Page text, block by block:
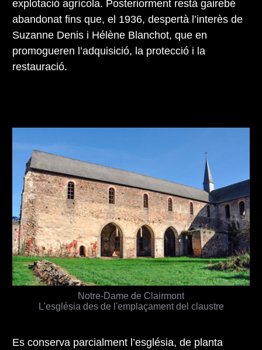
explotació agrícola. Posteriorment restà gairebé
abandonat fins que, el 1936, despertà l’interès de
Suzanne Denis i Hélène Blanchot, que en
promogueren l’adquisició, la protecció i la
restauració.
Notre-Dame de Clairmont
L'església des de l'emplaçament del claustre
Es conserva parcialment l’església, de planta